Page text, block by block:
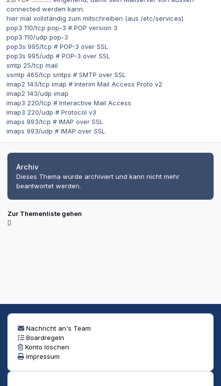
connected werden kann.
hier mal vollständig zum mitschreiben (aus /etc/services)
pop3 110/tcp pop-3 # POP version 3
pop3 110/udp pop-3
pop3s 995/tcp # POP-3 over SSL
pop3s 995/udp # POP-3 over SSL
smtp 25/tcp mail
ssmtp 465/tcp smtps # SMTP over SSL
imap2 143/tcp imap # Interim Mail Access Proto v2
imap2 143/udp imap
imap3 220/tcp # Interactive Mail Access
imap3 220/udp # Protocol v3
imaps 993/tcp # IMAP over SSL
imaps 993/udp # IMAP over SSL
Archiv
Dieses Thema wurde archiviert und kann nicht mehr
beantwortet werden.
Zur Themenliste gehen
Nachricht an's Team
Boardregeln
Konto löschen
Impressum